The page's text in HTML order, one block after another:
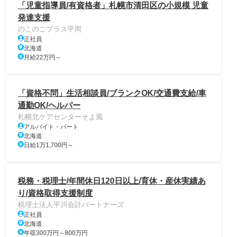
「児童指導員/有資格者」札幌市清田区の小規模 児童
発達支援
のこのこプラス平岡
正社員
北海道
月給22万円～
「資格不問」生活相談員/ブランクOK/交通費支給/車
通勤OK/ヘルパー
札幌北ケアセンターそよ風
アルバイト・パート
北海道
日給1万1,700円～
税務・税理士/年間休日120日以上/育休・産休実績あ
り/資格取得支援制度
税理士法人平川会計パートナーズ
正社員
北海道
年収300万円～800万円